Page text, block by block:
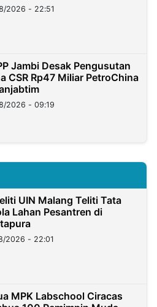
2026 - 22:51
Jambi Desak Pengusutan
CSR Rp47 Miliar PetroChina
2026 - 09:19
UIN Malang Teliti Tata
Lahan Pesantren di
2026 - 22:01
MPK Labschool Ciracas